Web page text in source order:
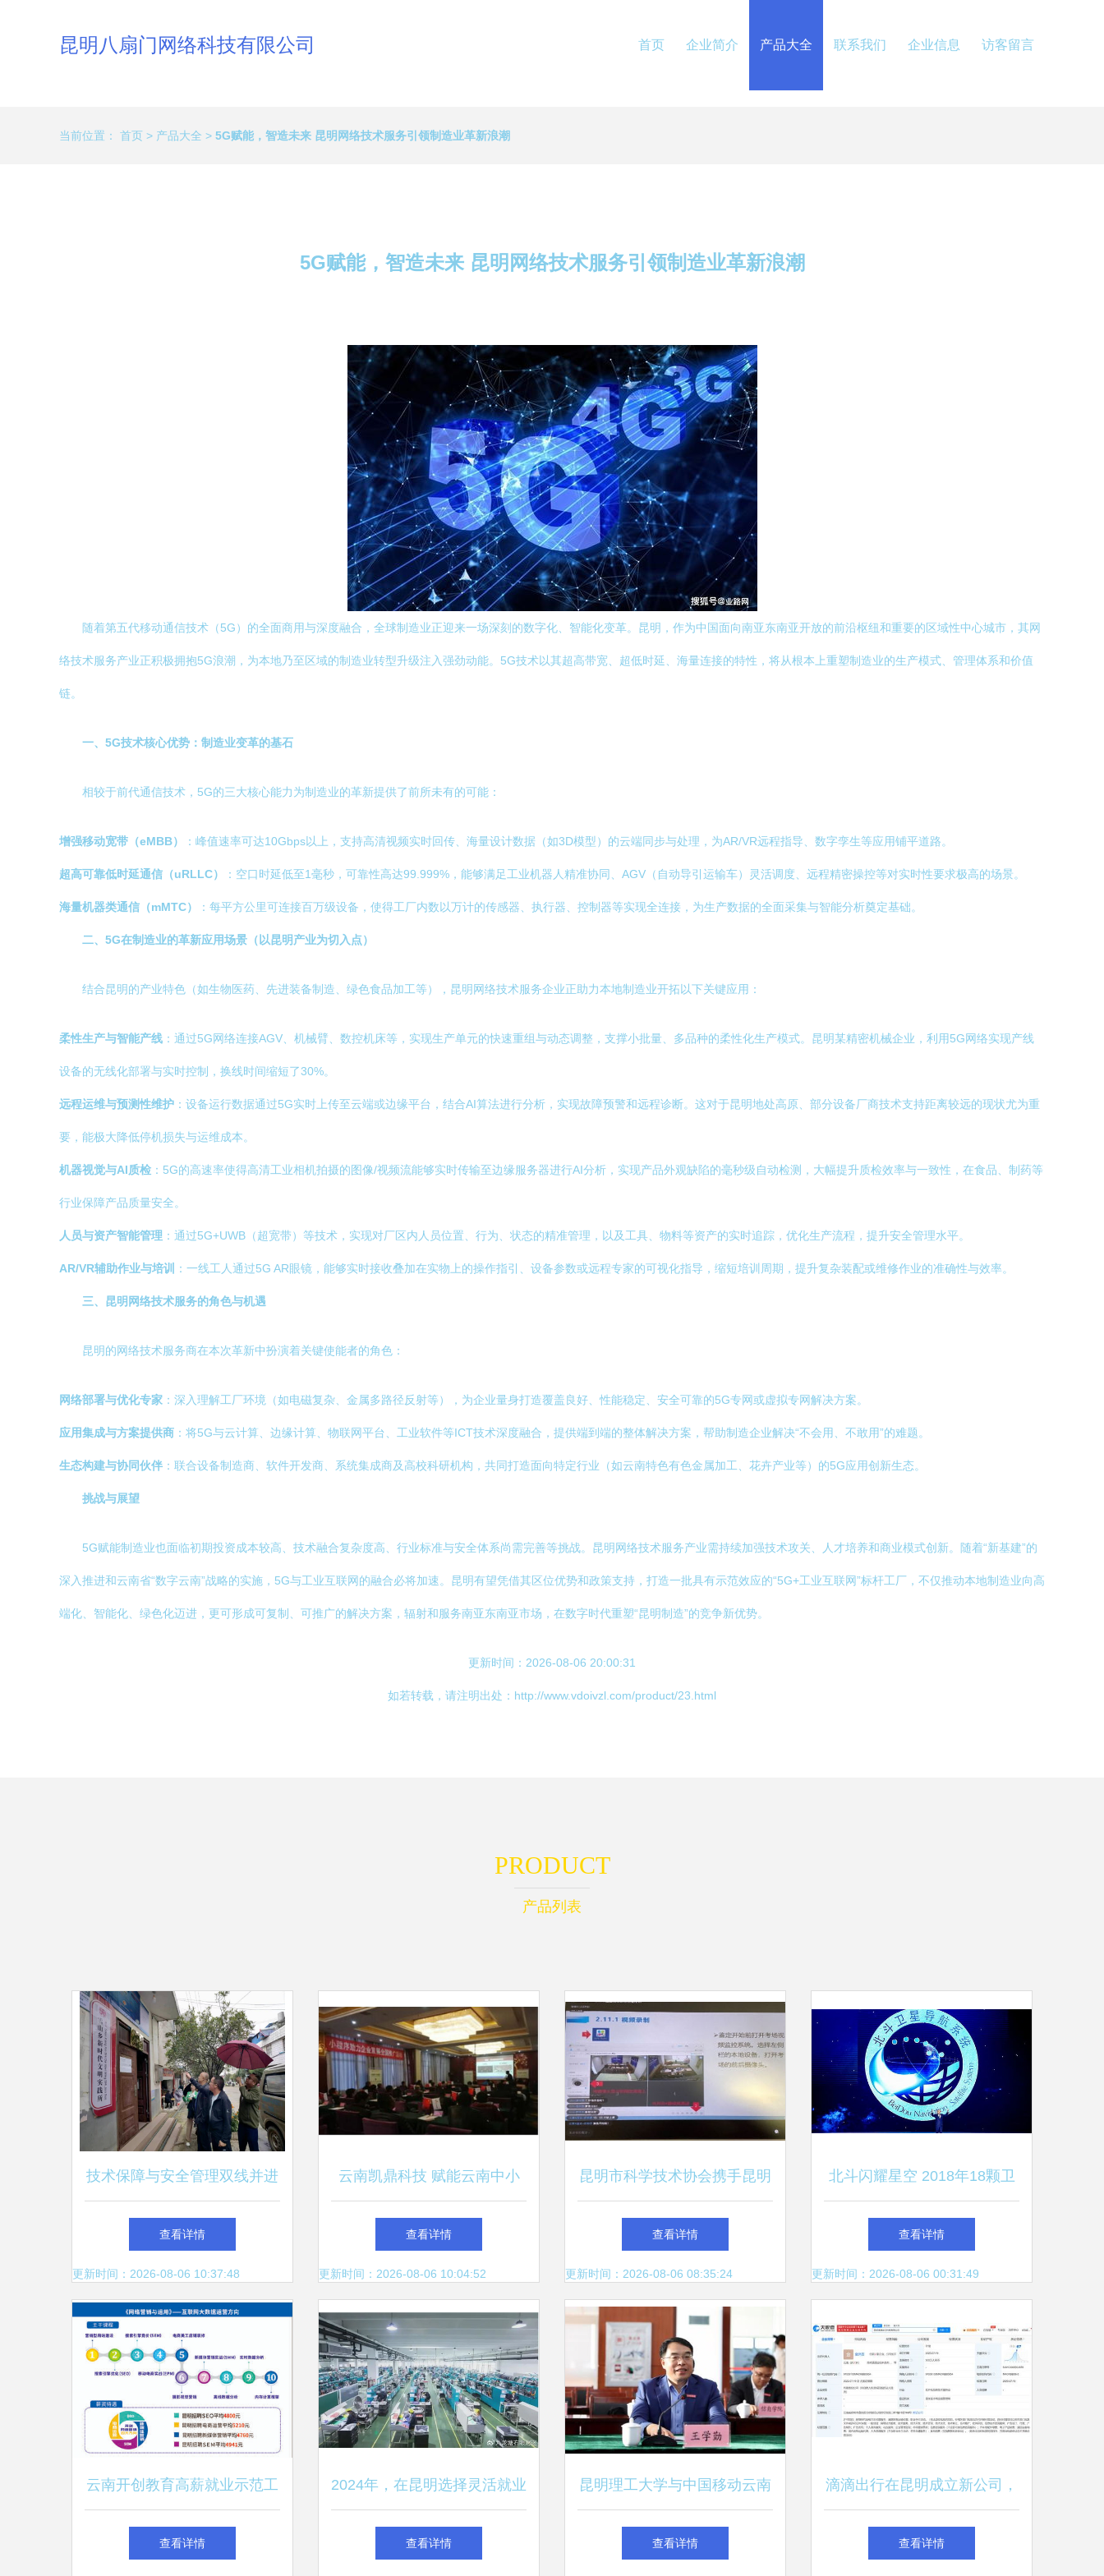
昆明八扇门网络科技有限公司 首页 企业简介 产品大全 联系我们 企业信息 访客留言
当前位置： 首页 > 产品大全 > 5G赋能，智造未来 昆明网络技术服务引领制造业革新浪潮
5G赋能，智造未来 昆明网络技术服务引领制造业革新浪潮
随着第五代移动通信技术（5G）的全面商用与深度融合，全球制造业正迎来一场深刻的数字化、智能化变革。昆明，作为中国面向南亚东南亚开放的前沿枢纽和重要的区域性中心城市，其网
络技术服务产业正积极拥抱5G浪潮，为本地乃至区域的制造业转型升级注入强劲动能。5G技术以其超高带宽、超低时延、海量连接的特性，将从根本上重塑制造业的生产模式、管理体系和价值
链。
一、5G技术核心优势：制造业变革的基石
相较于前代通信技术，5G的三大核心能力为制造业的革新提供了前所未有的可能：
增强移动宽带（eMBB） ：峰值速率可达10Gbps以上，支持高清视频实时回传、海量设计数据（如3D模型）的云端同步与处理，为AR/VR远程指导、数字孪生等应用铺平道路。
超高可靠低时延通信（uRLLC） ：空口时延低至1毫秒，可靠性高达99.999%，能够满足工业机器人精准协同、AGV（自动导引运输车）灵活调度、远程精密操控等对实时性要求极高的场景。
海量机器类通信（mMTC） ：每平方公里可连接百万级设备，使得工厂内数以万计的传感器、执行器、控制器等实现全连接，为生产数据的全面采集与智能分析奠定基础。
二、5G在制造业的革新应用场景（以昆明产业为切入点）
结合昆明的产业特色（如生物医药、先进装备制造、绿色食品加工等），昆明网络技术服务企业正助力本地制造业开拓以下关键应用：
柔性生产与智能产线 ：通过5G网络连接AGV、机械臂、数控机床等，实现生产单元的快速重组与动态调整，支撑小批量、多品种的柔性化生产模式。昆明某精密机械企业，利用5G网络实现产线
设备的无线化部署与实时控制，换线时间缩短了30%。
远程运维与预测性维护 ：设备运行数据通过5G实时上传至云端或边缘平台，结合AI算法进行分析，实现故障预警和远程诊断。这对于昆明地处高原、部分设备厂商技术支持距离较远的现状尤为重
要，能极大降低停机损失与运维成本。
机器视觉与AI质检 ：5G的高速率使得高清工业相机拍摄的图像/视频流能够实时传输至边缘服务器进行AI分析，实现产品外观缺陷的毫秒级自动检测，大幅提升质检效率与一致性，在食品、制药等
行业保障产品质量安全。
人员与资产智能管理 ：通过5G+UWB（超宽带）等技术，实现对厂区内人员位置、行为、状态的精准管理，以及工具、物料等资产的实时追踪，优化生产流程，提升安全管理水平。
AR/VR辅助作业与培训 ：一线工人通过5G AR眼镜，能够实时接收叠加在实物上的操作指引、设备参数或远程专家的可视化指导，缩短培训周期，提升复杂装配或维修作业的准确性与效率。
三、昆明网络技术服务的角色与机遇
昆明的网络技术服务商在本次革新中扮演着关键使能者的角色：
网络部署与优化专家 ：深入理解工厂环境（如电磁复杂、金属多路径反射等），为企业量身打造覆盖良好、性能稳定、安全可靠的5G专网或虚拟专网解决方案。
应用集成与方案提供商 ：将5G与云计算、边缘计算、物联网平台、工业软件等ICT技术深度融合，提供端到端的整体解决方案，帮助制造企业解决“不会用、不敢用”的难题。
生态构建与协同伙伴 ：联合设备制造商、软件开发商、系统集成商及高校科研机构，共同打造面向特定行业（如云南特色有色金属加工、花卉产业等）的5G应用创新生态。
挑战与展望
5G赋能制造业也面临初期投资成本较高、技术融合复杂度高、行业标准与安全体系尚需完善等挑战。昆明网络技术服务产业需持续加强技术攻关、人才培养和商业模式创新。随着“新基建”的
深入推进和云南省“数字云南”战略的实施，5G与工业互联网的融合必将加速。昆明有望凭借其区位优势和政策支持，打造一批具有示范效应的“5G+工业互联网”标杆工厂，不仅推动本地制造业向高
端化、智能化、绿色化迈进，更可形成可复制、可推广的解决方案，辐射和服务南亚东南亚市场，在数字时代重塑“昆明制造”的竞争新优势。
更新时间：2026-08-06 20:00:31
如若转载，请注明出处：http://www.vdoivzl.com/product/23.html
PRODUCT
产品列表
技术保障与安全管理双线并进
昆明网络技术服务支撑基层公
共服务标准化与安全播出调研
查看详情
更新时间：2026-08-06 10:37:48
云南凯鼎科技 赋能云南中小
企业，引领互联网转型新浪潮
查看详情
更新时间：2026-08-06 10:04:52
昆明市科学技术协会携手昆明
网络技术服务，共促科技发展
新篇章
查看详情
更新时间：2026-08-06 08:35:24
北斗闪耀星空 2018年18颗卫
星全球组网，昆明网络技术服
务引发关注
查看详情
更新时间：2026-08-06 00:31:49
云南开创教育高薪就业示范工
程 引领高中后技能+学历新模
查看详情
2024年，在昆明选择灵活就业
的这帮人，都在做什么？
查看详情
昆明理工大学与中国移动云南
公司签署战略合作协议，共筑
查看详情
滴滴出行在昆明成立新公司，
深化西南地区网络技术布局
查看详情